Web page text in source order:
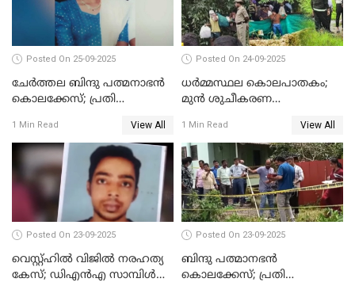
Posted On 25-09-2025
ചേർത്തല ബിന്ദു പത്മനാഭൻ
കൊലക്കേസ്; പ്രതി
1 Min Read View All
Posted On 24-09-2025
ധർമ്മസ്ഥല കൊലപാതകം;
മുൻ ശുചീകരണ
രേഖപ്പെടുത്തും
1 Min Read View All
Posted On 23-09-2025
വെസ്റ്റ്ഹിൽ വിജിൽ നരഹത്യ
കേസ്; ഡിഎൻഎ സാമ്പിൾ
Posted On 23-09-2025
ബിന്ദു പത്മാനഭന്‍
കൊലക്കേസ്; പ്രതി